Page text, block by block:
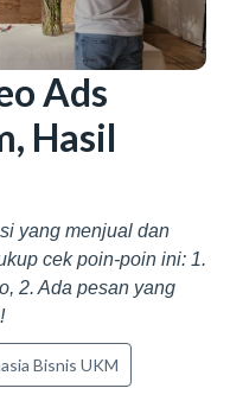
Ads
Hasil
yang menjual dan
cek poin-poin ini: 1.
2. Ada pesan yang
Bisnis UKM